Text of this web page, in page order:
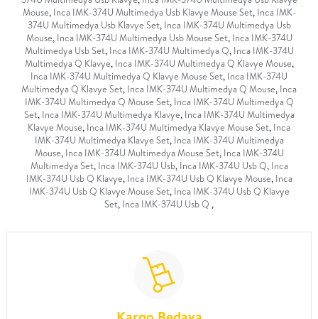
Mouse, Inca IMK-374U Multimedya Usb Klavye Mouse Set, Inca IMK-
374U Multimedya Usb Klavye Set, Inca IMK-374U Multimedya Usb
Mouse, Inca IMK-374U Multimedya Usb Mouse Set, Inca IMK-374U
Multimedya Usb Set, Inca IMK-374U Multimedya Q, Inca IMK-374U
Multimedya Q Klavye, Inca IMK-374U Multimedya Q Klavye Mouse,
Inca IMK-374U Multimedya Q Klavye Mouse Set, Inca IMK-374U
Multimedya Q Klavye Set, Inca IMK-374U Multimedya Q Mouse, Inca
IMK-374U Multimedya Q Mouse Set, Inca IMK-374U Multimedya Q
Set, Inca IMK-374U Multimedya Klavye, Inca IMK-374U Multimedya
Klavye Mouse, Inca IMK-374U Multimedya Klavye Mouse Set, Inca
IMK-374U Multimedya Klavye Set, Inca IMK-374U Multimedya
Mouse, Inca IMK-374U Multimedya Mouse Set, Inca IMK-374U
Multimedya Set, Inca IMK-374U Usb, Inca IMK-374U Usb Q, Inca
IMK-374U Usb Q Klavye, Inca IMK-374U Usb Q Klavye Mouse, Inca
IMK-374U Usb Q Klavye Mouse Set, Inca IMK-374U Usb Q Klavye
Set, Inca IMK-374U Usb Q ,